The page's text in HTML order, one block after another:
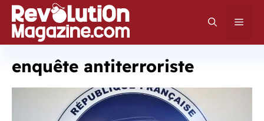
Aller
au
contenu
enquête antiterroriste